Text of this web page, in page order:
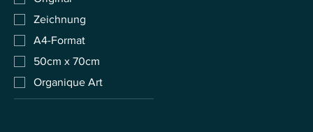
Zeichnung
A4-Format
50cm x 70cm
Organique Art